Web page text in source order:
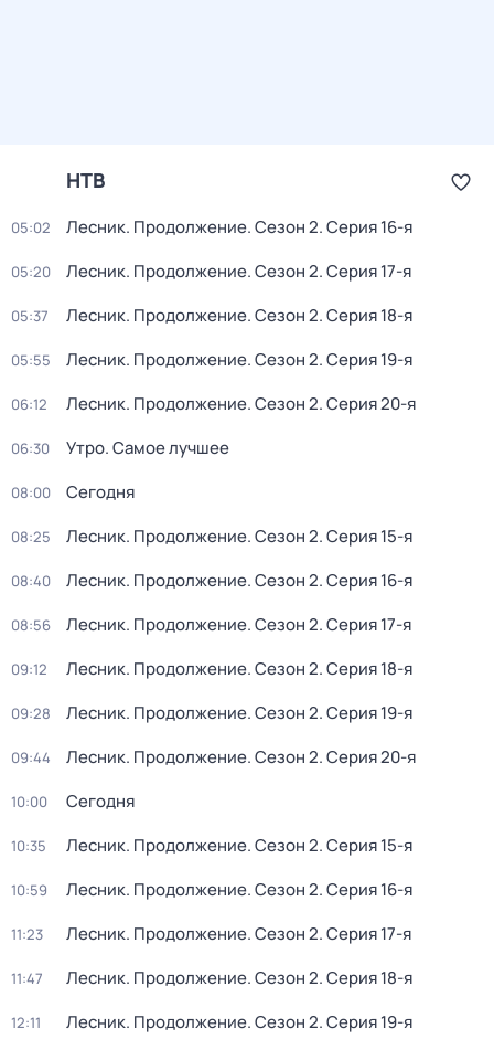
НТВ
05:02 Лесник. Продолжение. Сезон 2. Серия 16-я
05:20 Лесник. Продолжение. Сезон 2. Серия 17-я
05:37 Лесник. Продолжение. Сезон 2. Серия 18-я
05:55 Лесник. Продолжение. Сезон 2. Серия 19-я
06:12 Лесник. Продолжение. Сезон 2. Серия 20-я
06:30 Утро. Самое лучшее
08:00 Сегодня
08:25 Лесник. Продолжение. Сезон 2. Серия 15-я
08:40 Лесник. Продолжение. Сезон 2. Серия 16-я
08:56 Лесник. Продолжение. Сезон 2. Серия 17-я
09:12 Лесник. Продолжение. Сезон 2. Серия 18-я
09:28 Лесник. Продолжение. Сезон 2. Серия 19-я
09:44 Лесник. Продолжение. Сезон 2. Серия 20-я
10:00 Сегодня
10:35 Лесник. Продолжение. Сезон 2. Серия 15-я
10:59 Лесник. Продолжение. Сезон 2. Серия 16-я
11:23 Лесник. Продолжение. Сезон 2. Серия 17-я
11:47 Лесник. Продолжение. Сезон 2. Серия 18-я
12:11 Лесник. Продолжение. Сезон 2. Серия 19-я